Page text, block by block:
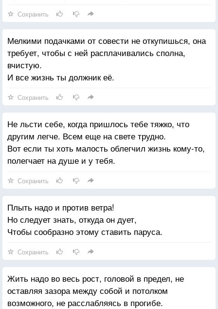
Сохранить
Мелкими подачками от совести не откупишься, она
требует, чтобы с ней расплачивались сполна,
вчистую.
И все жизнь ты должник её.
Сохранить
Не льсти себе, когда пришлось тебе тяжко, что
другим легче. Всем еще на свете трудно.
Вот если ты хоть малость облегчил жизнь кому-то,
полегчает на душе и у тебя.
Сохранить
Плыть надо и против ветра!
Но следует знать, откуда он дует,
Чтобы сообразно этому ставить паруса.
Сохранить
Жить надо во весь рост, головой в предел, не
оставляя зазора между собой и потолком
возможного, не расслабляясь в прогибе.